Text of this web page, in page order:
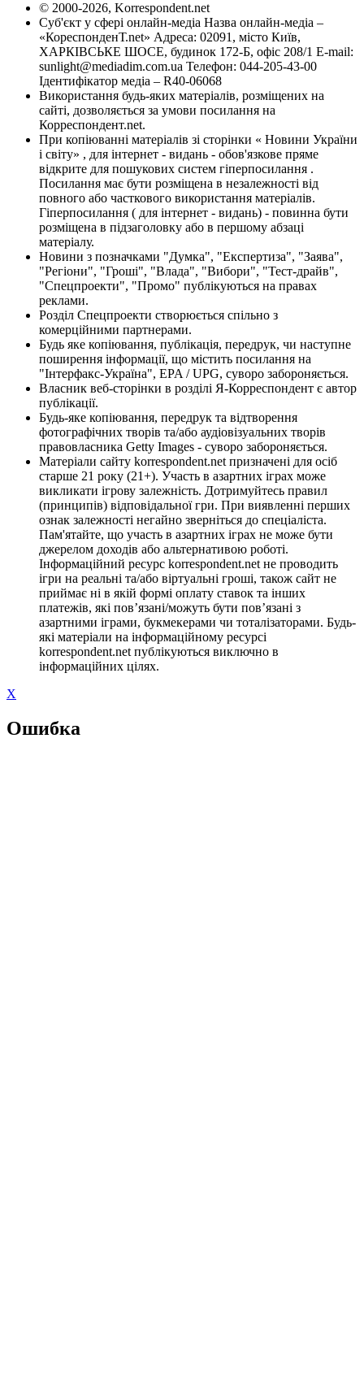
© 2000-2026, Korrespondent.net
Суб'єкт у сфері онлайн-медіа Назва онлайн-медіа –
«КореспонденТ.net» Адреса: 02091, місто Київ,
ХАРКІВСЬКЕ ШОСЕ, будинок 172-Б, офіс 208/1 E-mail:
sunlight@mediadim.com.ua Телефон: 044-205-43-00
Ідентифікатор медіа – R40-06068
Використання будь-яких матеріалів, розміщених на
сайті, дозволяється за умови посилання на
Корреспондент.net.
При копіюванні матеріалів зі сторінки « Новини України
і світу» , для інтернет - видань - обов'язкове пряме
відкрите для пошукових систем гіперпосилання .
Посилання має бути розміщена в незалежності від
повного або часткового використання матеріалів.
Гіперпосилання ( для інтернет - видань) - повинна бути
розміщена в підзаголовку або в першому абзаці
матеріалу.
Новини з позначками "Думка", "Експертиза", "Заява",
"Регіони", "Гроші", "Влада", "Вибори", "Тест-драйв",
"Спецпроекти", "Промо" публікуються на правах
реклами.
Розділ Спецпроекти створюється спільно з
комерційними партнерами.
Будь яке копіювання, публікація, передрук, чи наступне
поширення інформації, що містить посилання на
"Інтерфакс-Україна", EPA / UPG, суворо забороняється.
Власник веб-сторінки в розділі Я-Корреспондент є автор
публікації.
Будь-яке копіювання, передрук та відтворення
фотографічних творів та/або аудіовізуальних творів
правовласника Getty Images - суворо забороняється.
Матеріали сайту korrespondent.net призначені для осіб
старше 21 року (21+). Участь в азартних іграх може
викликати ігрову залежність. Дотримуйтесь правил
(принципів) відповідальної гри. При виявленні перших
ознак залежності негайно зверніться до спеціаліста.
Пам'ятайте, що участь в азартних іграх не може бути
джерелом доходів або альтернативою роботі.
Інформаційний ресурс korrespondent.net не проводить
ігри на реальні та/або віртуальні гроші, також сайт не
приймає ні в якій формі оплату ставок та інших
платежів, які пов’язані/можуть бути пов’язані з
азартними іграми, букмекерами чи тоталізаторами. Будь-
які матеріали на інформаційному ресурсі
korrespondent.net публікуються виключно в
інформаційних цілях.
X
Ошибка